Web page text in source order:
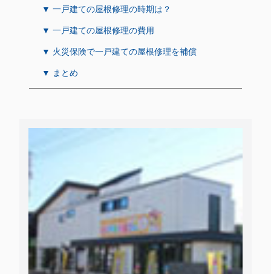
▼ 一戸建ての屋根修理の時期は？
▼ 一戸建ての屋根修理の費用
▼ 火災保険で一戸建ての屋根修理を補償
▼ まとめ